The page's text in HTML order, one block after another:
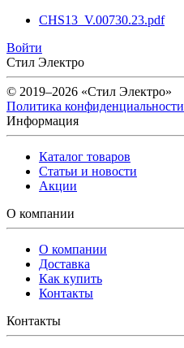
CHS13_V.00730.23.pdf
Войти
Стил Электро
© 2019–2026 «Стил Электро»
Политика конфиденциальности
Информация
Каталог товаров
Статьи и новости
Акции
О компании
О компании
Доставка
Как купить
Контакты
Контакты